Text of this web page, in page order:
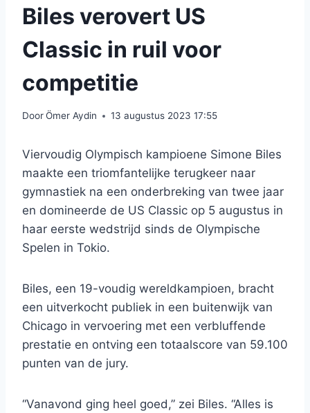
Biles verovert US
Classic in ruil voor
competitie
DoorÖmer Aydin 13 augustus 2023 17:55
Viervoudig Olympisch kampioene Simone Biles
maakte een triomfantelijke terugkeer naar
gymnastiek na een onderbreking van twee jaar
en domineerde de US Classic op 5 augustus in
haar eerste wedstrijd sinds de Olympische
Spelen in Tokio.
Biles, een 19-voudig wereldkampioen, bracht
een uitverkocht publiek in een buitenwijk van
Chicago in vervoering met een verbluffende
prestatie en ontving een totaalscore van 59.100
punten van de jury.
“Vanavond ging heel goed,” zei Biles. “Alles is